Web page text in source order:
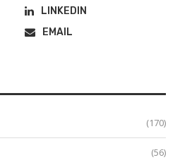
LINKEDIN
EMAIL
(170)
(56)